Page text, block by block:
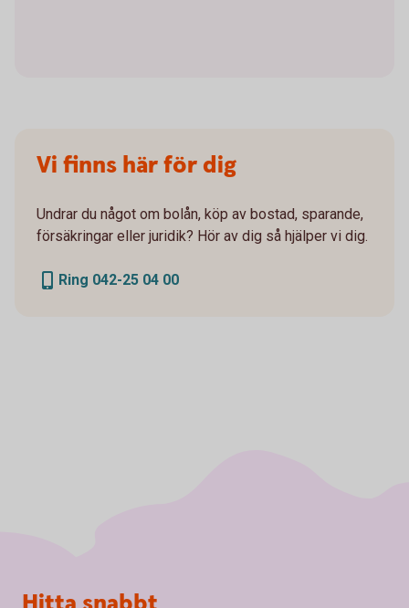
Vi finns här för dig
Undrar du något om bolån, köp av bostad, sparande,
försäkringar eller juridik? Hör av dig så hjälper vi dig.
Ring 042-25 04 00
Sidfot